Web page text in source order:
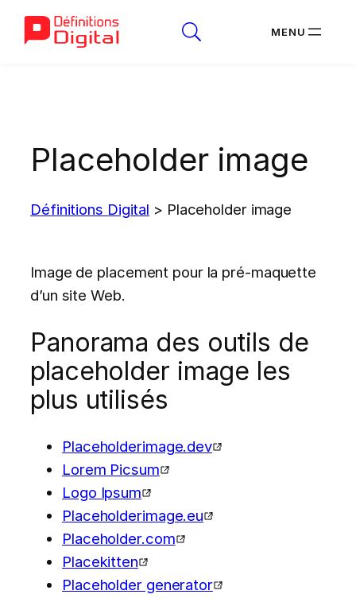
Placeholder image
Définitions Digital > Placeholder image
Image de placement pour la pré-maquette
d’un site Web.
Panorama des outils de
placeholder image les
plus utilisés
Placeholderimage.dev
Lorem Picsum
Logo Ipsum
Placeholderimage.eu
Placeholder.com
Placekitten
Placeholder generator